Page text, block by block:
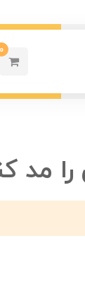
0
مد